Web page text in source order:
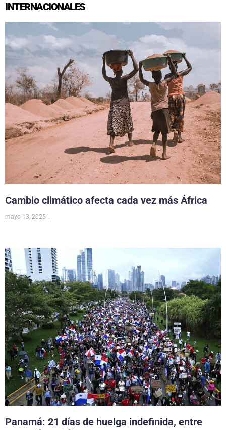
INTERNACIONALES
Cambio climático afecta cada vez más África
mayo 13, 2025
Panamá: 21 días de huelga indefinida, entre